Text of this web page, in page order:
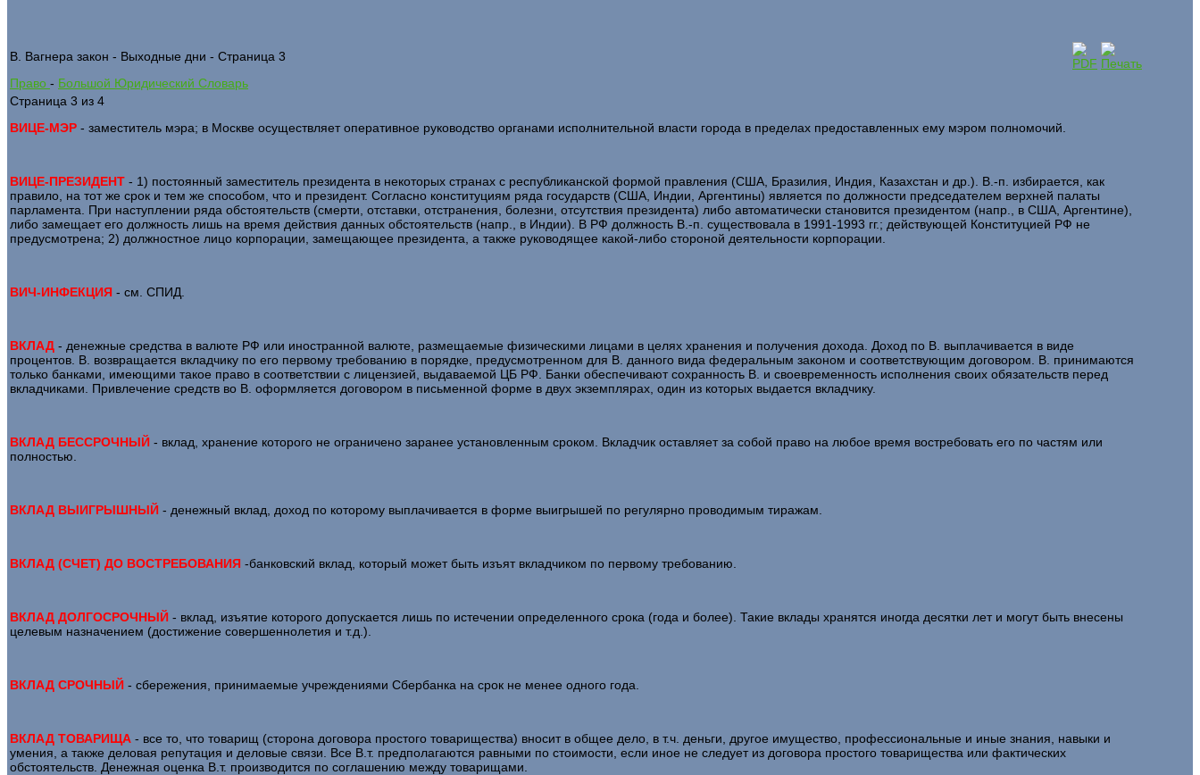
В. Вагнера закон - Выходные дни - Страница 3
Право - Большой Юридический Словарь
Страница 3 из 4
ВИЦЕ-МЭР - заместитель мэра; в Москве осуществляет оперативное руководство органами исполнительной власти города в пределах предоставленных ему мэром полномочий.
ВИЦЕ-ПРЕЗИДЕНТ - 1) постоянный заместитель президента в некоторых странах с республиканской формой правления (США, Бразилия, Индия, Казахстан и др.). В.-п. избирается, как
правило, на тот же срок и тем же способом, что и президент. Согласно конституциям ряда государств (США, Индии, Аргентины) является по должности председателем верхней палаты
парламента. При наступлении ряда обстоятельств (смерти, отставки, отстранения, болезни, отсутствия президента) либо автоматически становится президентом (напр., в США, Аргентине),
либо замещает его должность лишь на время действия данных обстоятельств (напр., в Индии). В РФ должность В.-п. существовала в 1991-1993 гг.; действующей Конституцией РФ не
предусмотрена; 2) должностное лицо корпорации, замещающее президента, а также руководящее какой-либо стороной деятельности корпорации.
ВИЧ-ИНФЕКЦИЯ - см. СПИД.
ВКЛАД - денежные средства в валюте РФ или иностранной валюте, размещаемые физическими лицами в целях хранения и получения дохода. Доход по В. выплачивается в виде
процентов. В. возвращается вкладчику по его первому требованию в порядке, предусмотренном для В. данного вида федеральным законом и соответствующим договором. В. принимаются
только банками, имеющими такое право в соответствии с лицензией, выдаваемой ЦБ РФ. Банки обеспечивают сохранность В. и своевременность исполнения своих обязательств перед
вкладчиками. Привлечение средств во В. оформляется договором в письменной форме в двух экземплярах, один из которых выдается вкладчику.
ВКЛАД БЕССРОЧНЫЙ - вклад, хранение которого не ограничено заранее установленным сроком. Вкладчик оставляет за собой право на любое время востребовать его по частям или
полностью.
ВКЛАД ВЫИГРЫШНЫЙ - денежный вклад, доход по которому выплачивается в форме выигрышей по регулярно проводимым тиражам.
ВКЛАД (СЧЕТ) ДО ВОСТРЕБОВАНИЯ -банковский вклад, который может быть изъят вкладчиком по первому требованию.
ВКЛАД ДОЛГОСРОЧНЫЙ - вклад, изъятие которого допускается лишь по истечении определенного срока (года и более). Такие вклады хранятся иногда десятки лет и могут быть внесены
целевым назначением (достижение совершеннолетия и т.д.).
ВКЛАД СРОЧНЫЙ - сбережения, принимаемые учреждениями Сбербанка на срок не менее одного года.
ВКЛАД ТОВАРИЩА - все то, что товарищ (сторона договора простого товарищества) вносит в общее дело, в т.ч. деньги, другое имущество, профессиональные и иные знания, навыки и
умения, а также деловая репутация и деловые связи. Все В.т. предполагаются равными по стоимости, если иное не следует из договора простого товарищества или фактических
обстоятельств. Денежная оценка В.т. производится по соглашению между товарищами.